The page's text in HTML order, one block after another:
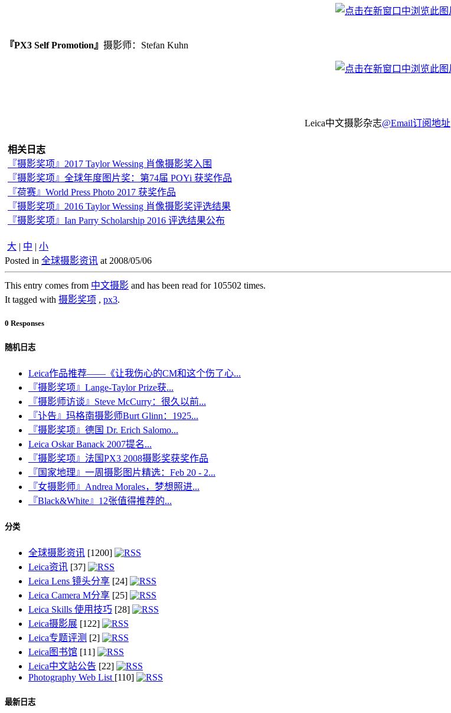
『PX3 Self Promotion』 摄影师：Stefan Kuhn
Leica中文摄影杂志@Email订阅地址
相关日志
『摄影奖项』2017 Taylor Wessing 肖像摄影奖入围
『摄影奖项』全球年度图片奖：第74届 POYi 获奖作品
『荷赛』World Press Photo 2017 获奖作品
『摄影奖项』2016 Taylor Wessing 肖像摄影奖评选结果
『摄影奖项』Ian Parry Scholarship 2016 评选结果公布
大 | 中 | 小
Posted in 全球摄影资讯 at 2008/05/06
This entry comes from 中文摄影 and has been read for 105502 times.
It tagged with 摄影奖项 , px3.
0 Responses
随机日志
Leica作品推荐——《让我伤心的CM和这个伤了心...
『摄影奖项』Lange-Taylor Prize获...
『摄影师访谈』Steve McCurry：很久以前...
『讣告』玛格南摄影师Burt Glinn：1925...
『摄影奖项』德国 Dr. Erich Salomo...
Leica Oskar Banack 2007提名...
『摄影奖项』法国PX3 2008摄影奖获奖作品
『国家地理』一周摄影图片精选：Feb 20 - 2...
『女摄影师』Andrea Morales，梦想照进...
『Black&White』12张值得推荐的...
分类
全球摄影资讯 [1200]
Leica资讯 [37]
Leica Lens 镜头分享 [24]
Leica Camera M分享 [25]
Leica Skills 使用技巧 [28]
Leica摄影展 [122]
Leica专题评测 [2]
Leica图书馆 [11]
Leica中文站公告 [22]
Photography Web List [110]
最新日志